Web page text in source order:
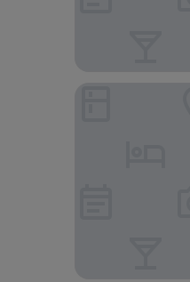
Fairfield by